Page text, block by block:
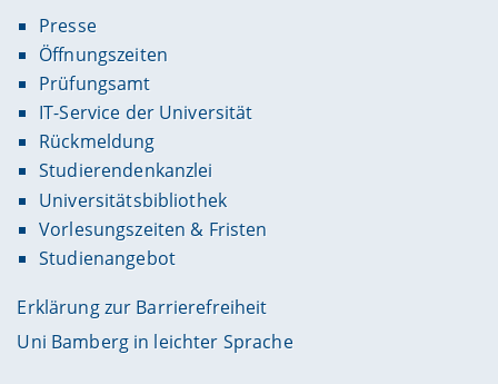
Presse
Öffnungszeiten
Prüfungsamt
IT-Service der Universität
Rückmeldung
Studierendenkanzlei
Universitätsbibliothek
Vorlesungszeiten & Fristen
Studienangebot
Erklärung zur Barrierefreiheit
Uni Bamberg in leichter Sprache